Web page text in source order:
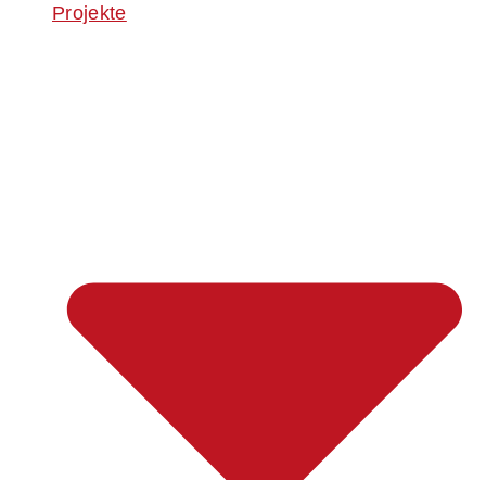
Projekte